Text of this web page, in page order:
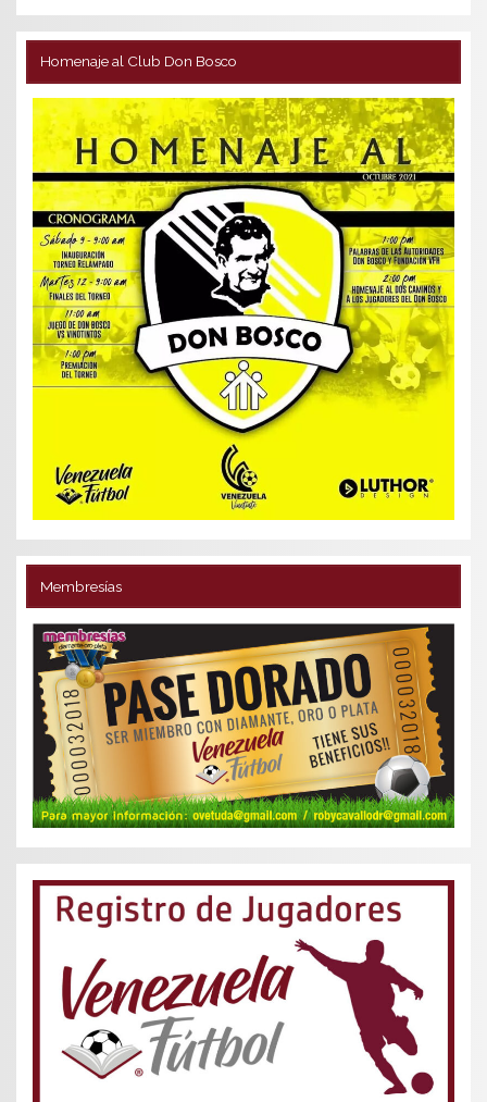
Homenaje al Club Don Bosco
Membresías